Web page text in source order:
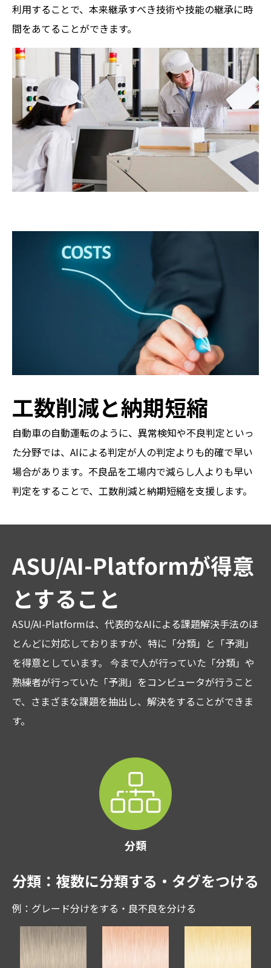
利用することで、本来継承すべき技術や技能の継承に時
間をあてることができます。
工数削減と納期短縮
自動車の自動運転のように、異常検知や不良判定といっ
た分野では、AIによる判定が人の判定よりも的確で早い
場合があります。不良品を工場内で減らし人よりも早い
判定をすることで、工数削減と納期短縮を支援します。
ASU/AI-Platformが得意
とすること
ASU/AI-Platformは、代表的なAIによる課題解決手法のほ
とんどに対応しておりますが、特に「分類」と「予測」
を得意としています。 今まで人が行っていた「分類」や
熟練者が行っていた「予測」をコンピュータが行うこと
で、さまざまな課題を抽出し、解決をすることができま
す。
分類
分類：複数に分類する・タグをつける
例：グレード分けをする・良不良を分ける